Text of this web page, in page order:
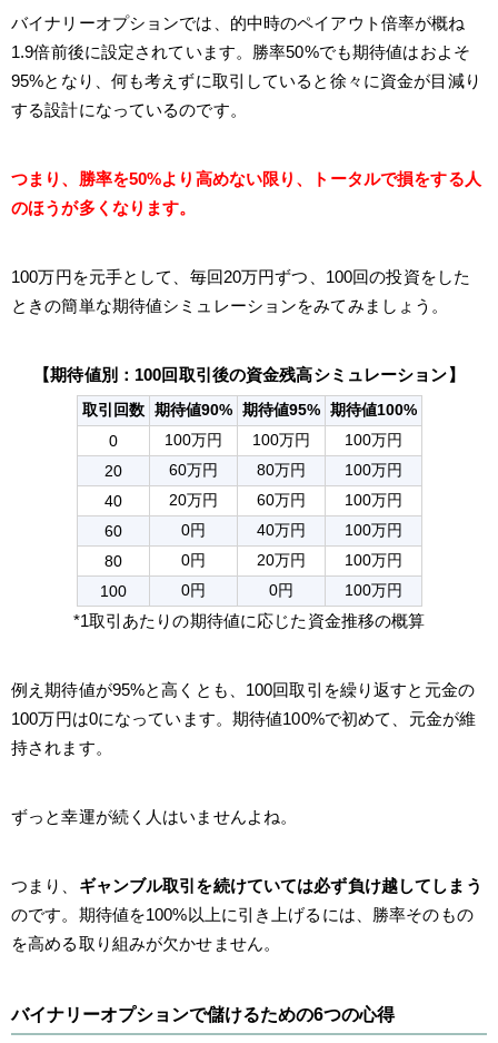
バイナリーオプションでは、的中時のペイアウト倍率が概ね
1.9倍前後に設定されています。勝率50%でも期待値はおよそ
95%となり、何も考えずに取引していると徐々に資金が目減り
する設計になっているのです。
つまり、勝率を50%より高めない限り、トータルで損をする人
のほうが多くなります。
100万円を元手として、毎回20万円ずつ、100回の投資をした
ときの簡単な期待値シミュレーションをみてみましょう。
【期待値別：100回取引後の資金残高シミュレーション】
取引回数 期待値90% 期待値95% 期待値100%
0
100万円 100万円
100万円
20
60万円 80万円
100万円
40
20万円 60万円
100万円
60
0円 40万円
100万円
80
0円 20万円
100万円
100
0円 0円 100万円
*1取引あたりの期待値に応じた資金推移の概算
例え期待値が95%と高くとも、100回取引を繰り返すと元金の
100万円は0になっています。期待値100%で初めて、元金が維
持されます。
ずっと幸運が続く人はいませんよね。
つまり、 ギャンブル取引を続けていては必ず負け越してしまう
のです。期待値を100%以上に引き上げるには、勝率そのもの
を高める取り組みが欠かせません。
バイナリーオプションで儲けるための6つの心得